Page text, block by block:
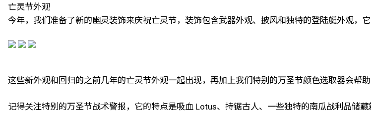
亡灵节外观
今年，我们准备了新的幽灵装饰来庆祝亡灵节，装饰包含武器外观、披风和独特的登陆艇外观，
这些新外观和回归的之前几年的亡灵节外观一起出现，再加上我们特别的万圣节颜色选取器会帮助
记得关注特别的万圣节战术警报，它的特点是吸血 Lotus、持锯古人、一些独特的南瓜战利品储